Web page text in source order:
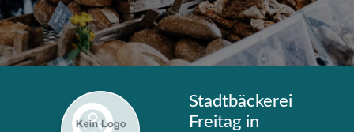
Stadtbäckerei
Freitag in